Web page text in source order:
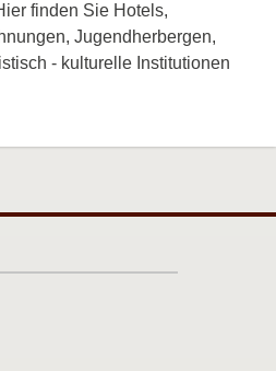
finden Sie Hotels,
Jugendherbergen,
- kulturelle Institutionen